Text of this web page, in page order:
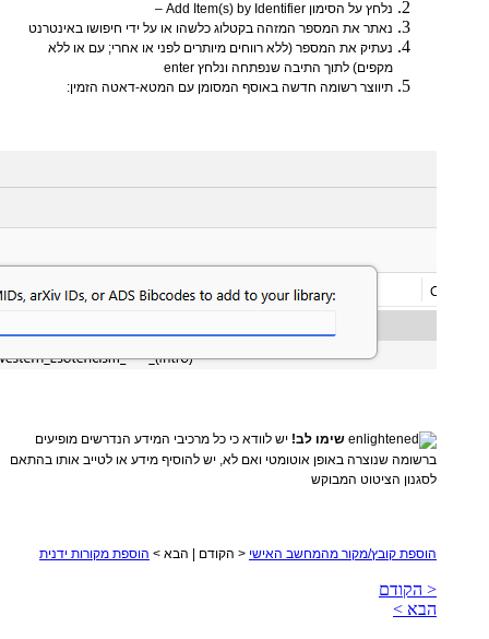
נלחץ על הסימון Add Item(s) by Identifier –
נאתר את המספר המזהה בקטלוג כלשהו או על ידי חיפושו באינטרנט
נעתיק את המספר (ללא רווחים מיותרים לפני או אחרי; עם או ללא
מקפים) לתוך התיבה שנפתחה ונלחץ enter
תיווצר רשומה חדשה באוסף המסומן עם המטא-דאטה הזמין:
שימו לב! יש לוודא כי כל מרכיבי המידע הנדרשים מופיעים
ברשומה שנוצרה באופן אוטומטי ואם לא, יש להוסיף מידע או לטייב אותו בהתאם
לסגנון הציטוט המבוקש
הוספת קובץ/מקור מהמחשב האישי < הקודם | הבא > הוספת מקורות ידנית
< הקודם
הבא >